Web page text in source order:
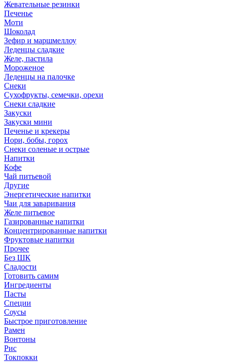
Жевательные резинки
Печенье
Моти
Шоколад
Зефир и маршмеллоу
Леденцы сладкие
Желе, пастила
Мороженое
Леденцы на палочке
Снеки
Сухофрукты, семечки, орехи
Снеки сладкие
Закуски
Закуски мини
Печенье и крекеры
Нори, бобы, горох
Снеки соленые и острые
Напитки
Кофе
Чай питьевой
Другие
Энергетические напитки
Чаи для заваривания
Желе питьевое
Газированные напитки
Концентрированные напитки
Фруктовые напитки
Прочее
Без ШК
Сладости
Готовить самим
Ингредиенты
Пасты
Специи
Соусы
Быстрое приготовление
Рамен
Вонтоны
Рис
Токпокки